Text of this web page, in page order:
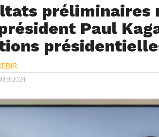
préliminaires
Paul
2024